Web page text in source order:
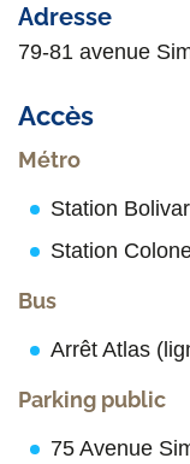
Adresse
79-81 avenue
Accès
Métro
Station
Station
Bus
Arrêt Atlas
Parking public
75 Avenue